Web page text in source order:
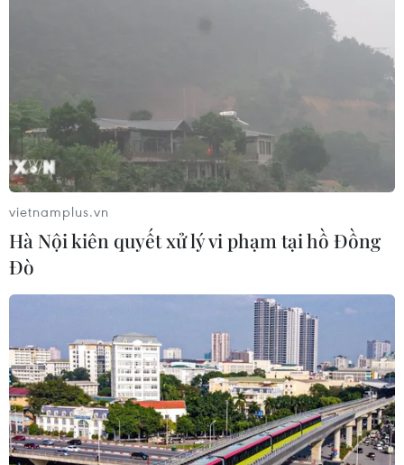
Trung Bộ, Tây Nguyên và Nam Bộ mưa to,
có nguy cơ xảy ra lũ quét
14/09/2019 07:38
Một số sông ở các tỉnh Đắk Lắk, Đắk Nông, Lâm Đồng
và miền Đông Nam Bộ có khả năng xuất hiện lũ, đỉnh lũ
vietnamplus.vn
Hà Nội kiên quyết xử lý vi phạm tại hồ Đồng
Đò